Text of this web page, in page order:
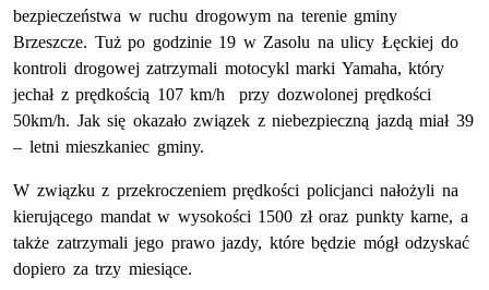
bezpieczeństwa w ruchu drogowym na terenie gminy
Brzeszcze. Tuż po godzinie 19 w Zasolu na ulicy Łęckiej do
kontroli drogowej zatrzymali motocykl marki Yamaha, który
jechał z prędkością 107 km/h przy dozwolonej prędkości
50km/h. Jak się okazało związek z niebezpieczną jazdą miał 39
– letni mieszkaniec gminy.
W związku z przekroczeniem prędkości policjanci nałożyli na
kierującego mandat w wysokości 1500 zł oraz punkty karne, a
także zatrzymali jego prawo jazdy, które będzie mógł odzyskać
dopiero za trzy miesiące.